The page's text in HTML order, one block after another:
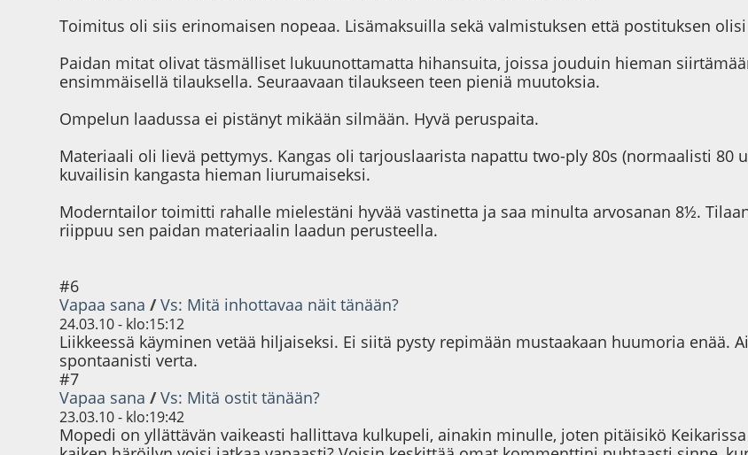
Toimitus oli siis erinomaisen nopeaa. Lisämaksuilla sekä valmistuksen että postituksen
Paidan mitat olivat täsmälliset lukuunottamatta hihansuita, joissa jouduin hieman
ensimmäisellä tilauksella. Seuraavaan tilaukseen teen pieniä muutoksia.
Ompelun laadussa ei pistänyt mikään silmään. Hyvä peruspaita.
Materiaali oli lievä pettymys. Kangas oli tarjouslaarista napattu two-ply 80s (normaalisti 80
kuvailisin kangasta hieman liurumaiseksi.
Moderntailor toimitti rahalle mielestäni hyvää vastinetta ja saa minulta arvosanan 8½.
riippuu sen paidan materiaalin laadun perusteella.
#6
Vapaa sana /Vs: Mitä inhottavaa näit tänään?
24.03.10 - klo:15:12
Liikkeessä käyminen vetää hiljaiseksi. Ei siitä pysty repimään mustaakaan huumoria enää.
spontaanisti verta.
#7
Vapaa sana /Vs: Mitä ostit tänään?
23.03.10 - klo:19:42
Mopedi on yllättävän vaikeasti hallittava kulkupeli, ainakin minulle, joten pitäisikö